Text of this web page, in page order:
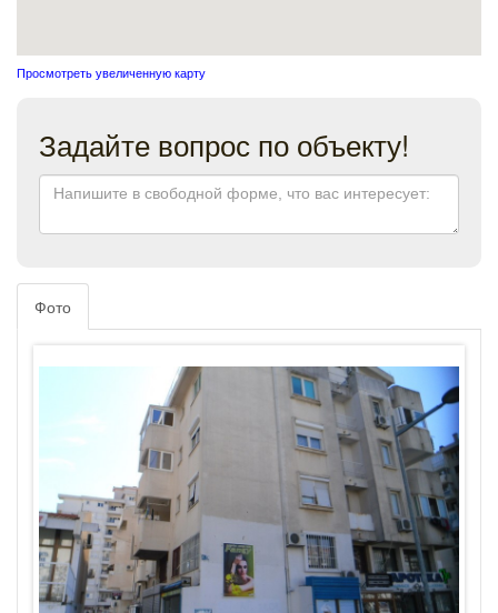
Просмотреть увеличенную карту
Задайте вопрос по объекту!
Фото